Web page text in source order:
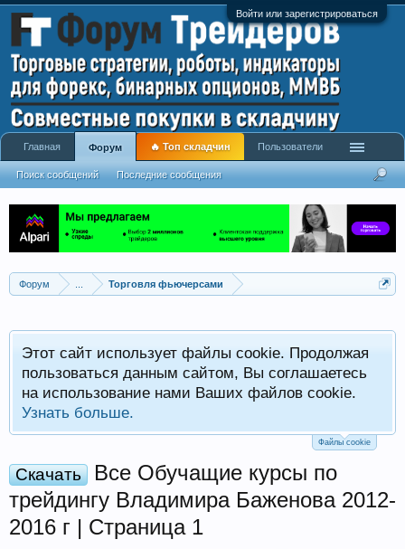
Войти или зарегистрироваться
Форум Торговля фьючерсами
Этот сайт использует файлы cookie. Продолжая
пользоваться данным сайтом, Вы соглашаетесь
на использование нами Ваших файлов cookie.
Узнать больше.
Файлы cookie
Скачать
Все Обучащие курсы по
трейдингу Владимира Баженова 2012-
2016 г | Страница 1
Главная Форум
Поиск сообщений Последние сообщения
🔥 Топ складчин Пользователи